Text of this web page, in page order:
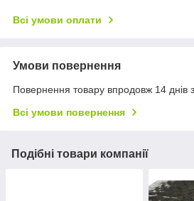
Всі умови оплати
Умови повернення
Повернення товару впродовж 14 днів
Всі умови повернення
Подібні товари компанії